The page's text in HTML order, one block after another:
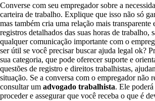
Converse com seu empregador sobre a
carteira de trabalho. Explique que isso não só
mas também cria uma relação mais transparente
registros detalhados das suas horas de trabalho,
qualquer comunicação importante com o
ser útil se você precisar buscar ajuda legal ok?
sua categoria, que pode oferecer suporte e
questões de registro e direitos trabalhistas,
situação. Se a conversa com o empregador não
consultar um advogado trabalhista. Ele
proceder e assegurar que você receba o que é